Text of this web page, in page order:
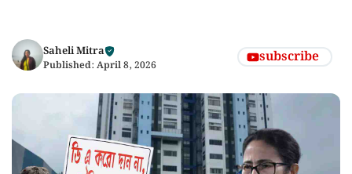
Saheli Mitra
Published: April 8, 2026 subscribe